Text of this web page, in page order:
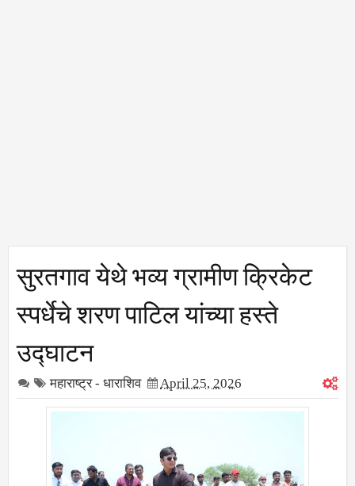
सुरतगाव येथे भव्य ग्रामीण क्रिकेट
स्पर्धेचे शरण पाटिल यांच्या हस्ते
उद्घाटन
महाराष्ट्र - धाराशिव April 25, 2026